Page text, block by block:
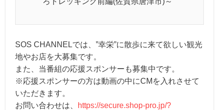
SOS CHANNELでは、”幸栄”に散歩に来て欲しい観光
地やお店を大募集です。
また、当番組の応援スポンサーも募集中です。
※応援スポンサーの方は動画の中にCMを入れさせて
いただきます。
お問い合わせは、
https://secure.shop-pro.jp/?